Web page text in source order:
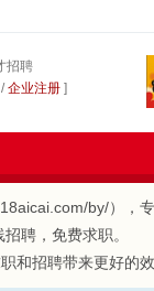
招聘
/企业注册 ]
by/），
聘，免费求职。
和招聘带来更好的